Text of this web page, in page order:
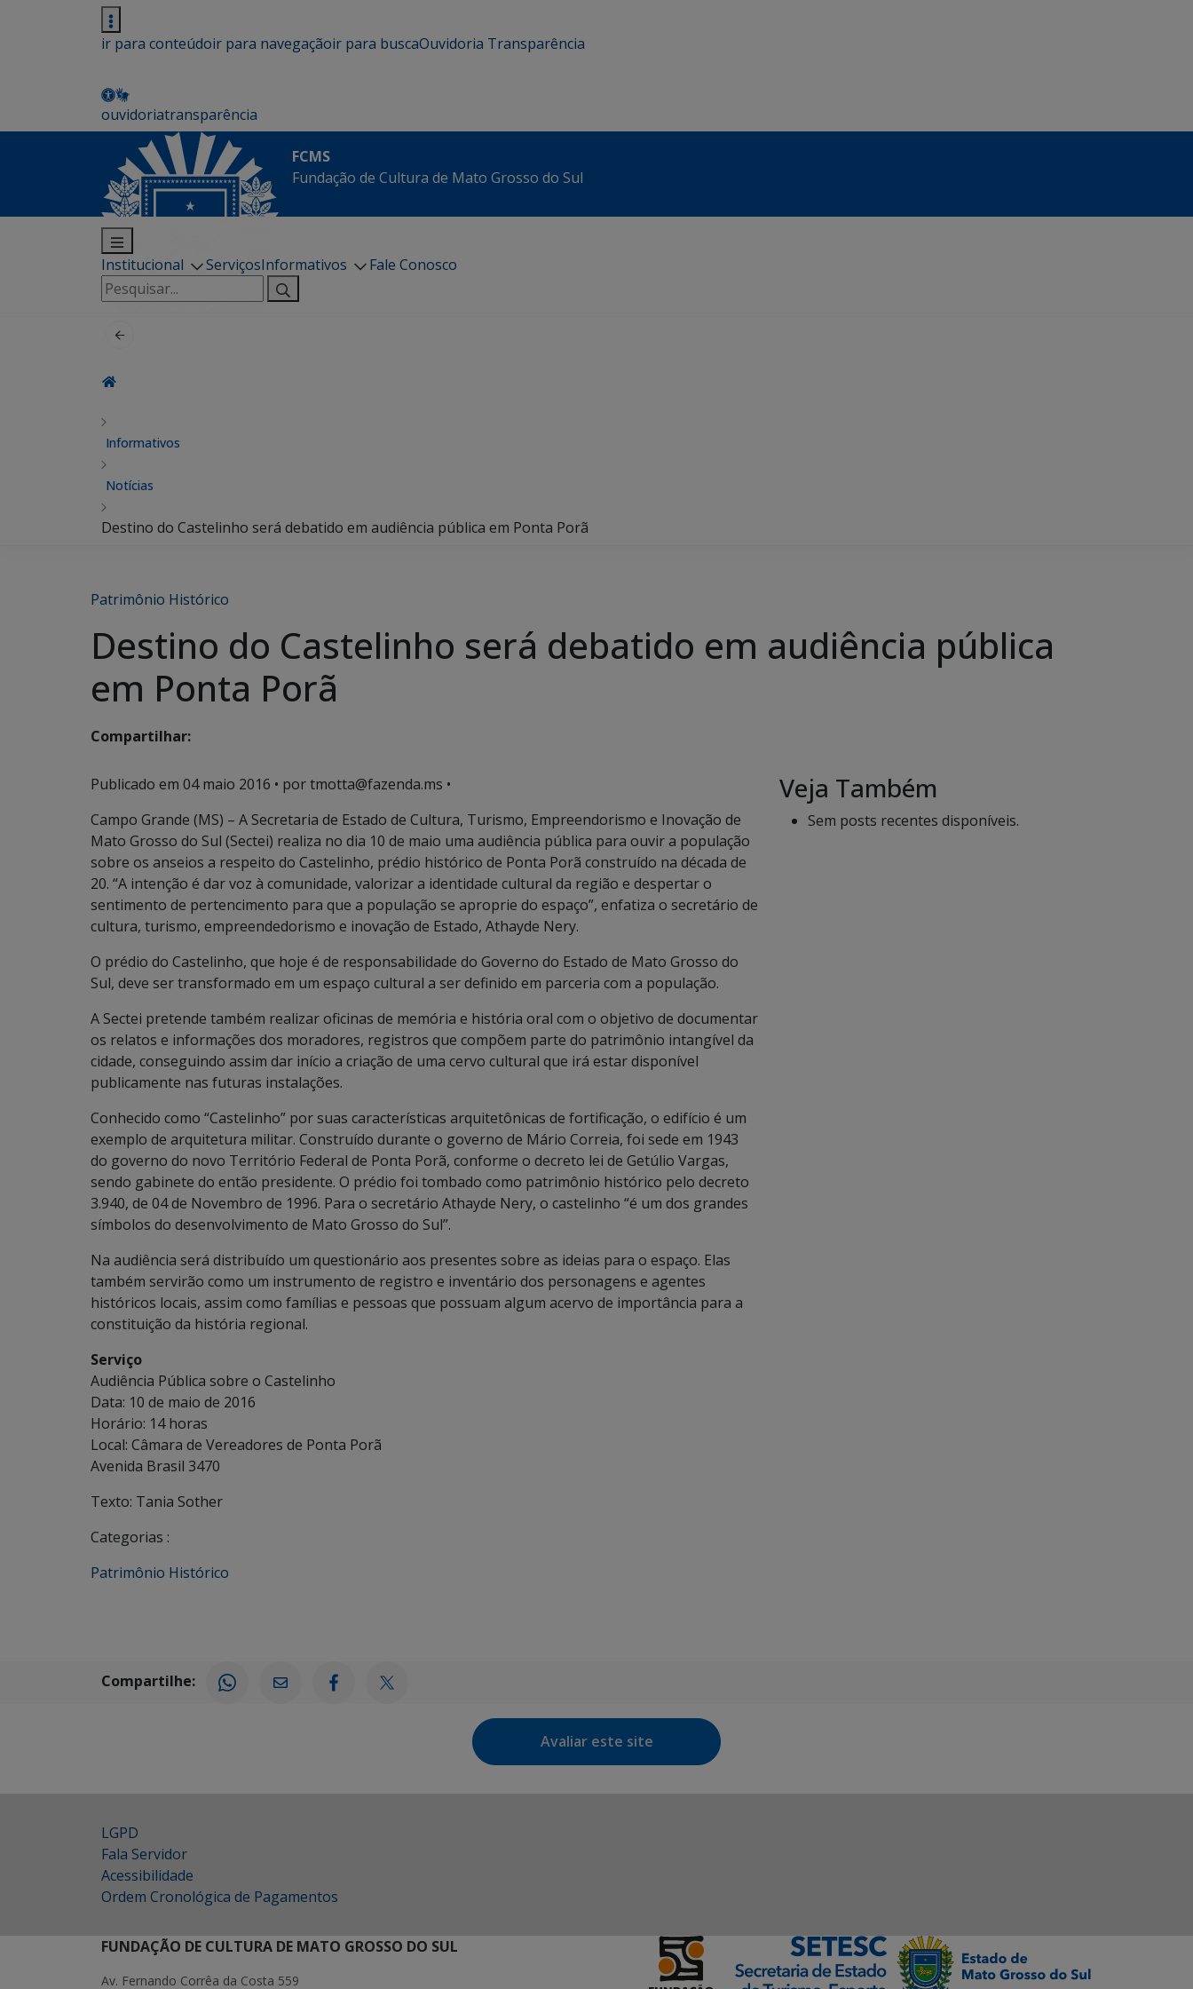
ir para conteúdoir para navegaçãoir para buscaOuvidoria Transparência
ouvidoriatransparência
FCMS
Fundação de Cultura de Mato Grosso do Sul
Institucional ServiçosInformativos
Fale Conosco
Pesquisar
por:
Informativos
Notícias
Destino do Castelinho será debatido em audiência pública em Ponta Porã
Patrimônio Histórico
Destino do Castelinho será debatido em audiência pública
em Ponta Porã
Compartilhar:
Publicado em 04 maio 2016 • por tmotta@fazenda.ms •
Campo Grande (MS) – A Secretaria de Estado de Cultura, Turismo, Empreendorismo e Inovação de
Mato Grosso do Sul (Sectei) realiza no dia 10 de maio uma audiência pública para ouvir a população
sobre os anseios a respeito do Castelinho, prédio histórico de Ponta Porã construído na década de
20. “A intenção é dar voz à comunidade, valorizar a identidade cultural da região e despertar o
sentimento de pertencimento para que a população se aproprie do espaço”, enfatiza o secretário de
cultura, turismo, empreendedorismo e inovação de Estado, Athayde Nery.
O prédio do Castelinho, que hoje é de responsabilidade do Governo do Estado de Mato Grosso do
Sul, deve ser transformado em um espaço cultural a ser definido em parceria com a população.
A Sectei pretende também realizar oficinas de memória e história oral com o objetivo de documentar
os relatos e informações dos moradores, registros que compõem parte do patrimônio intangível da
cidade, conseguindo assim dar início a criação de uma cervo cultural que irá estar disponível
publicamente nas futuras instalações.
Conhecido como “Castelinho” por suas características arquitetônicas de fortificação, o edifício é um
exemplo de arquitetura militar. Construído durante o governo de Mário Correia, foi sede em 1943
do governo do novo Território Federal de Ponta Porã, conforme o decreto lei de Getúlio Vargas,
sendo gabinete do então presidente. O prédio foi tombado como patrimônio histórico pelo decreto
3.940, de 04 de Novembro de 1996. Para o secretário Athayde Nery, o castelinho “é um dos grandes
símbolos do desenvolvimento de Mato Grosso do Sul”.
Na audiência será distribuído um questionário aos presentes sobre as ideias para o espaço. Elas
também servirão como um instrumento de registro e inventário dos personagens e agentes
históricos locais, assim como famílias e pessoas que possuam algum acervo de importância para a
constituição da história regional.
Serviço
Audiência Pública sobre o Castelinho
Data: 10 de maio de 2016
Horário: 14 horas
Local: Câmara de Vereadores de Ponta Porã
Avenida Brasil 3470
Texto: Tania Sother
Categorias :
Patrimônio Histórico
Veja Também
Sem posts recentes disponíveis.
Compartilhe:
Avaliar este site
LGPD
Fala Servidor
Acessibilidade
Ordem Cronológica de Pagamentos
FUNDAÇÃO DE CULTURA DE MATO GROSSO DO SUL
Av. Fernando Corrêa da Costa 559